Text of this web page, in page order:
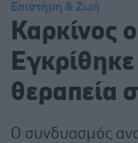
Επιστήμη & Ζωή
Καρκίνος
θεραπεία
Ο συνδυασμός